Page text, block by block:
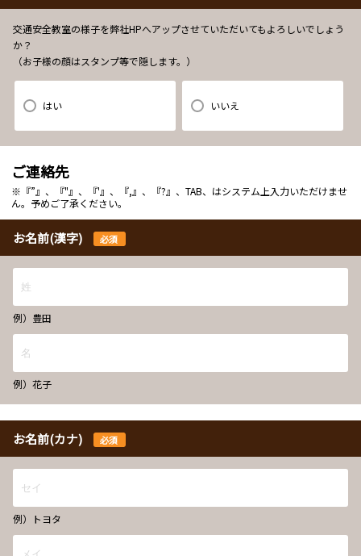
交通安全教室の様子を弊社HPへアップさせていただいてもよろしいでしょう
か？
（お子様の顔はスタンプ等で隠します。）
はい いいえ
ご連絡先
※『”』、『"』、『'』、『,』、『?』、TAB、はシステム上入力いただけませ
ん。予めご了承ください。
お名前(漢字) 必須
例）豊田
例）花子
お名前(カナ) 必須
例）トヨタ